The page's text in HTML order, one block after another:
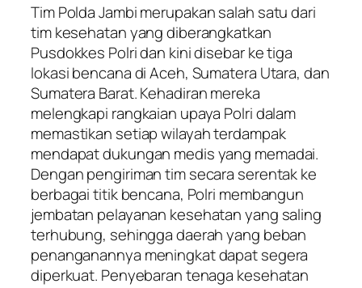
Tim Polda Jambi merupakan salah satu dari
tim kesehatan yang diberangkatkan
Pusdokkes Polri dan kini disebar ke tiga
lokasi bencana di Aceh, Sumatera Utara, dan
Sumatera Barat. Kehadiran mereka
melengkapi rangkaian upaya Polri dalam
memastikan setiap wilayah terdampak
mendapat dukungan medis yang memadai.
Dengan pengiriman tim secara serentak ke
berbagai titik bencana, Polri membangun
jembatan pelayanan kesehatan yang saling
terhubung, sehingga daerah yang beban
penanganannya meningkat dapat segera
diperkuat. Penyebaran tenaga kesehatan